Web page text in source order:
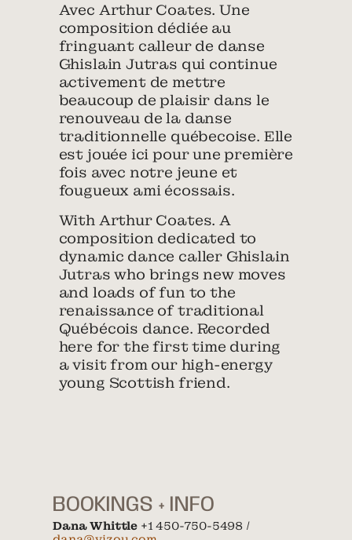
Avec Arthur Coates. Une
composition dédiée au
fringuant calleur de danse
Ghislain Jutras qui continue
activement de mettre
beaucoup de plaisir dans le
renouveau de la danse
traditionnelle québecoise. Elle
est jouée ici pour une première
fois avec notre jeune et
fougueux ami écossais.
With Arthur Coates. A
composition dedicated to
dynamic dance caller Ghislain
Jutras who brings new moves
and loads of fun to the
renaissance of traditional
Québécois dance. Recorded
here for the first time during
a visit from our high-energy
young Scottish friend.
BOOKINGS + INFO
Dana Whittle +1 450-750-5498 /